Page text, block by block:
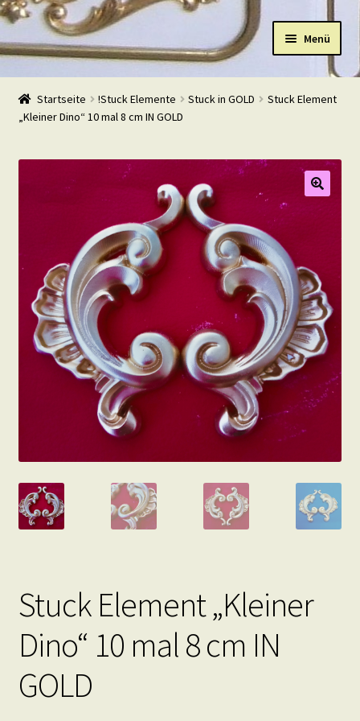
Navigation
Zum
Inhalt
Menü
Start
Shop
Warenkorb
Beispiele
Kontakt
Startseite !Stuck Elemente Stuck in GOLD
Stuck Element
„Kleiner Dino“ 10 mal 8 cm IN GOLD
Stuck Element „Kleiner
Dino“ 10 mal 8 cm IN
GOLD